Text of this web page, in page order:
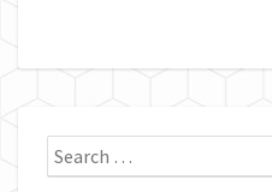
Search
for: